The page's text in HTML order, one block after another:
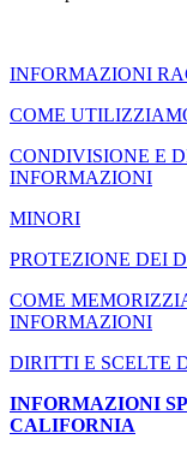
INFORMAZIONI
COME
CONDIVISIONE E
INFORMAZIONI
MINORI
PROTEZIONE DEI
COME
INFORMAZIONI
DIRITTI E SCELTE
INFORMAZIONI
CALIFORNIA